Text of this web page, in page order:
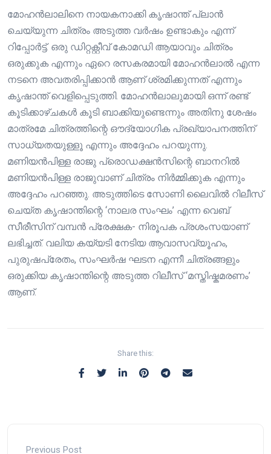
മോഹൻലാലിനെ നായകനാക്കി കൃഷാന്ത് പ്ലാൻ
ചെയ്യുന്ന ചിത്രം അടുത്ത വർഷം ഉണ്ടാകും എന്ന്
റിപ്പോർട്ട്. ഒരു ഡിറ്റക്റ്റീവ് കോമഡി ആയാവും ചിത്രം
ഒരുക്കുക എന്നും ഏറെ രസകരമായി മോഹൻലാൽ എന്ന
നടനെ അവതരിപ്പിക്കാൻ ആണ് ശ്രമിക്കുന്നത് എന്നും
കൃഷാന്ത് വെളിപ്പെടുത്തി. മോഹൻലാലുമായി ഒന്ന് രണ്ട്
കൂടിക്കാഴ്ചകൾ കൂടി ബാക്കിയുണ്ടെന്നും അതിനു ശേഷം
മാത്രമേ ചിത്രത്തിന്റെ ഔദ്യോഗിക പ്രഖ്യാപനത്തിന്
സാധ്യതയുള്ളൂ എന്നും അദ്ദേഹം പറയുന്നു.
മണിയൻപിള്ള രാജു പ്രൊഡക്ഷൻസിന്റെ ബാനറിൽ
മണിയൻപിള്ള രാജുവാണ് ചിത്രം നിർമ്മിക്കുക എന്നും
അദ്ദേഹം പറഞ്ഞു. അടുത്തിടെ സോണി ലൈവിൽ റിലീസ്
ചെയ്ത കൃഷാന്തിന്റെ ‘നാലര സംഘം’ എന്ന വെബ്
സീരീസിന് വമ്പൻ പ്രേക്ഷക- നിരൂപക പ്രശംസയാണ്
ലഭിച്ചത്. വലിയ കയ്യടി നേടിയ ആവാസവ്യൂഹം,
പുരുഷപ്രേതം, സംഘർഷ ഘടന എന്നീ ചിത്രങ്ങളും
ഒരുക്കിയ കൃഷാന്തിന്റെ അടുത്ത റിലീസ് ‘മസ്തിഷ്കമരണം’
ആണ്.
Share this:
Previous Post